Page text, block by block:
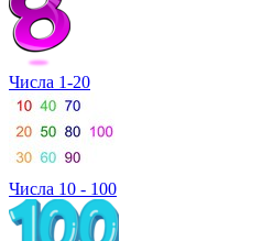
Числа 1-20
Числа 10 - 100